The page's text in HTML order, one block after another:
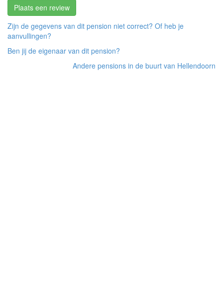
Plaats een review
Zijn de gegevens van dit pension niet correct? Of heb je
aanvullingen?
Ben jij de eigenaar van dit pension?
Andere pensions in de buurt van Hellendoorn